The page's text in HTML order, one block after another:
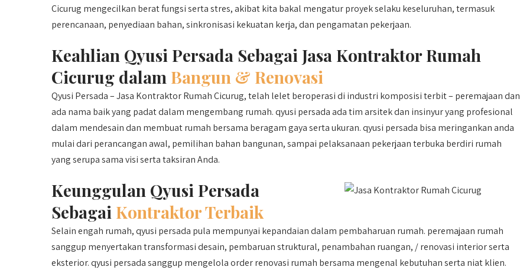
Cicurug mengecilkan berat fungsi serta stres, akibat kita bakal mengatur proyek selaku keseluruhan, termasuk
perencanaan, penyediaan bahan, sinkronisasi kekuatan kerja, dan pengamatan pekerjaan.
Keahlian Qyusi Persada Sebagai Jasa Kontraktor Rumah
Cicurug dalam Bangun & Renovasi
Qyusi Persada – Jasa Kontraktor Rumah Cicurug, telah lelet beroperasi di industri komposisi terbit – peremajaan dan
ada nama baik yang padat dalam mengembang rumah. qyusi persada ada tim arsitek dan insinyur yang profesional
dalam mendesain dan membuat rumah bersama beragam gaya serta ukuran. qyusi persada bisa meringankan anda
mulai dari perancangan awal, pemilihan bahan bangunan, sampai pelaksanaan pekerjaan terbuka berdiri rumah
yang serupa sama visi serta taksiran Anda.
Keunggulan Qyusi Persada
Sebagai Kontraktor Terbaik
Selain engah rumah, qyusi persada pula mempunyai kepandaian dalam pembaharuan rumah. peremajaan rumah
sanggup menyertakan transformasi desain, pembaruan struktural, penambahan ruangan, / renovasi interior serta
eksterior. qyusi persada sanggup mengelola order renovasi rumah bersama mengenal kebutuhan serta niat klien.